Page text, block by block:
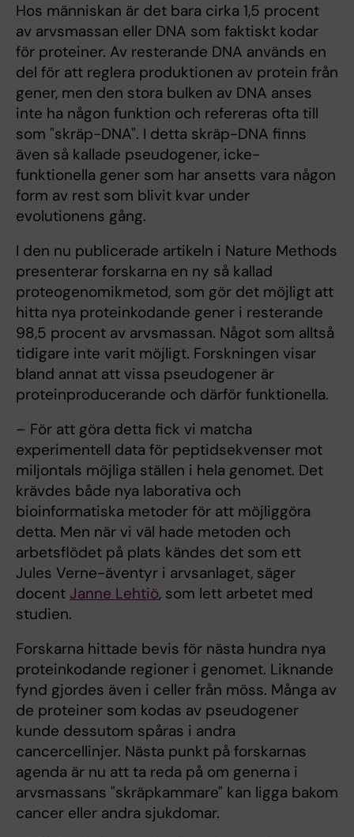
Hos människan är det bara cirka 1,5 procent
av arvsmassan eller DNA som faktiskt kodar
för proteiner. Av resterande DNA används en
del för att reglera produktionen av protein från
gener, men den stora bulken av DNA anses
inte ha någon funktion och refereras ofta till
som "skräp-DNA". I detta skräp-DNA finns
även så kallade pseudogener, icke-
funktionella gener som har ansetts vara någon
form av rest som blivit kvar under
evolutionens gång.
I den nu publicerade artikeln i Nature Methods
presenterar forskarna en ny så kallad
proteogenomikmetod, som gör det möjligt att
hitta nya proteinkodande gener i resterande
98,5 procent av arvsmassan. Något som alltså
tidigare inte varit möjligt. Forskningen visar
bland annat att vissa pseudogener är
proteinproducerande och därför funktionella.
– För att göra detta fick vi matcha
experimentell data för peptidsekvenser mot
miljontals möjliga ställen i hela genomet. Det
krävdes både nya laborativa och
bioinformatiska metoder för att möjliggöra
detta. Men när vi väl hade metoden och
arbetsflödet på plats kändes det som ett
Jules Verne-äventyr i arvsanlaget, säger
docent Janne Lehtiö, som lett arbetet med
studien.
Forskarna hittade bevis för nästa hundra nya
proteinkodande regioner i genomet. Liknande
fynd gjordes även i celler från möss. Många av
de proteiner som kodas av pseudogener
kunde dessutom spåras i andra
cancercellinjer. Nästa punkt på forskarnas
agenda är nu att ta reda på om generna i
arvsmassans "skräpkammare" kan ligga bakom
cancer eller andra sjukdomar.